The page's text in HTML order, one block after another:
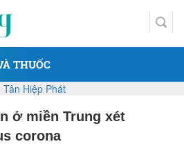
THUỐC
ở miền Trung xét
corona